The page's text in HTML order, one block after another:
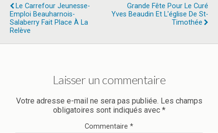
Le Carrefour Jeunesse-
Emploi Beauharnois-
Salaberry Fait Place À La
Relève
Grande Fête Pour Le Curé
Yves Beaudin Et L'église De St-
Timothée
Laisser un commentaire
Votre adresse e-mail ne sera pas publiée. Les champs
obligatoires sont indiqués avec *
Commentaire *